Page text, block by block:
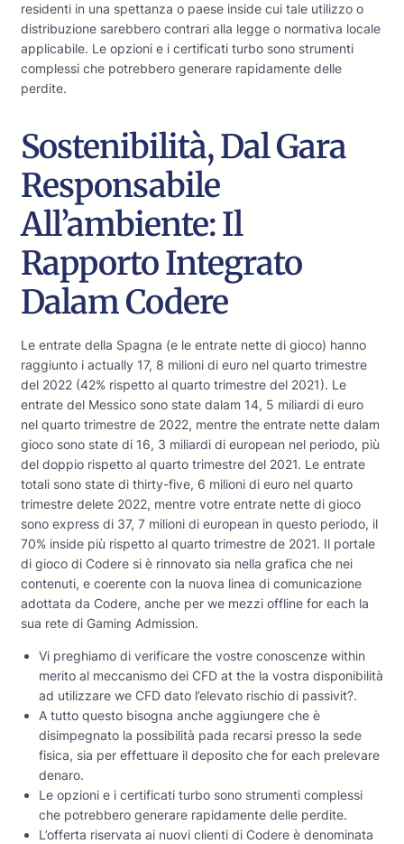
residenti in una spettanza o paese inside cui tale utilizzo o
distribuzione sarebbero contrari alla legge o normativa locale
applicabile. Le opzioni e i certificati turbo sono strumenti
complessi che potrebbero generare rapidamente delle
perdite.
Sostenibilità, Dal Gara
Responsabile
All’ambiente: Il
Rapporto Integrato
Dalam Codere
Le entrate della Spagna (e le entrate nette di gioco) hanno
raggiunto i actually 17, 8 milioni di euro nel quarto trimestre
del 2022 (42% rispetto al quarto trimestre del 2021). Le
entrate del Messico sono state dalam 14, 5 miliardi di euro
nel quarto trimestre de 2022, mentre the entrate nette dalam
gioco sono state di 16, 3 miliardi di european nel periodo, più
del doppio rispetto al quarto trimestre del 2021. Le entrate
totali sono state di thirty-five, 6 milioni di euro nel quarto
trimestre delete 2022, mentre votre entrate nette di gioco
sono express di 37, 7 milioni di european in questo periodo, il
70% inside più rispetto al quarto trimestre de 2021. Il portale
di gioco di Codere si è rinnovato sia nella grafica che nei
contenuti, e coerente con la nuova linea di comunicazione
adottata da Codere, anche per we mezzi offline for each la
sua rete di Gaming Admission.
Vi preghiamo di verificare the vostre conoscenze within
merito al meccanismo dei CFD at the la vostra disponibilità
ad utilizzare we CFD dato l’elevato rischio di passivit?.
A tutto questo bisogna anche aggiungere che è
disimpegnato la possibilità pada recarsi presso la sede
fisica, sia per effettuare il deposito che for each prelevare
denaro.
Le opzioni e i certificati turbo sono strumenti complessi
che potrebbero generare rapidamente delle perdite.
L’offerta riservata ai nuovi clienti di Codere è denominata